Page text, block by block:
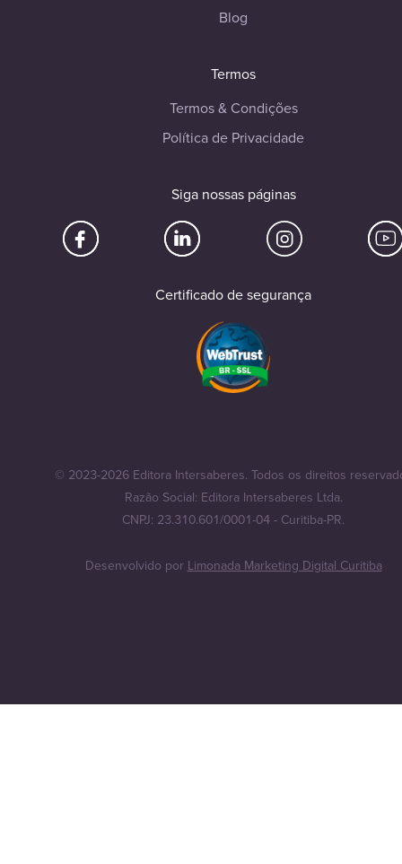
Blog
Termos
Termos & Condições
Política de Privacidade
Siga nossas páginas
Certificado de segurança
© 2023-2026 Editora Intersaberes. Todos os direitos
Razão Social: Editora Intersaberes Ltda.
CNPJ: 23.310.601/0001-04 - Curitiba-PR.
Desenvolvido porLimonada Marketing Digital Curitiba